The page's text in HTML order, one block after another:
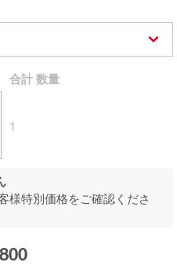
合計 数量
1
様特別価格をご確認くださ